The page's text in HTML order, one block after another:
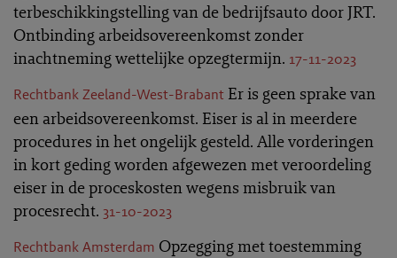
terbeschikkingstelling van de bedrijfsauto door JRT.
Ontbinding arbeidsovereenkomst zonder
inachtneming wettelijke opzegtermijn. 17-11-2023
Rechtbank Zeeland-West-Brabant Er is geen sprake van
een arbeidsovereenkomst. Eiser is al in meerdere
procedures in het ongelijk gesteld. Alle vorderingen
in kort geding worden afgewezen met veroordeling
eiser in de proceskosten wegens misbruik van
procesrecht. 31-10-2023
Rechtbank Amsterdam Opzegging met toestemming